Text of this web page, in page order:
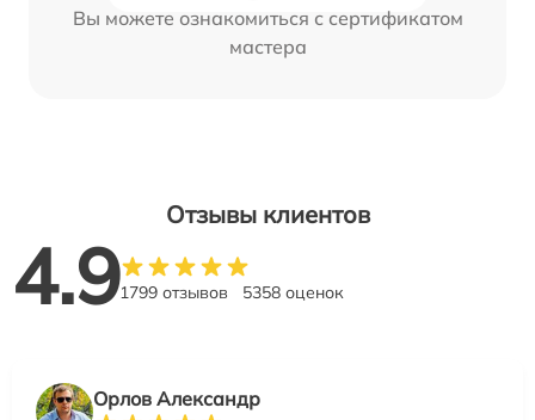
Вы можете ознакомиться с сертификатом
мастера
Отзывы клиентов
4.91799 отзывов 5358 оценок
Орлов Александр